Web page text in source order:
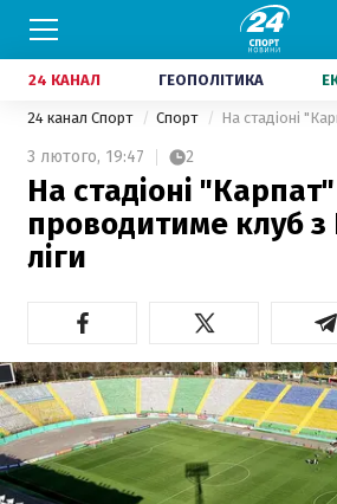
24 КАНАЛ ГЕОПОЛІТИКА
24 канал Спорт Спорт
3 лютого, 19:47 2
На стадіоні "Карпат"
проводитиме клуб
ліги